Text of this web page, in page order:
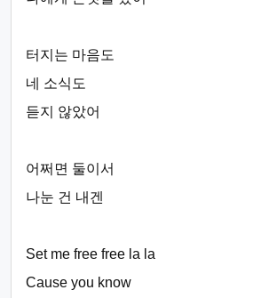
터지는 마음도
네 소식도
듣지 않았어
어쩌면 둘이서
나눈 건 내겐
Set me free free la la
Cause you know